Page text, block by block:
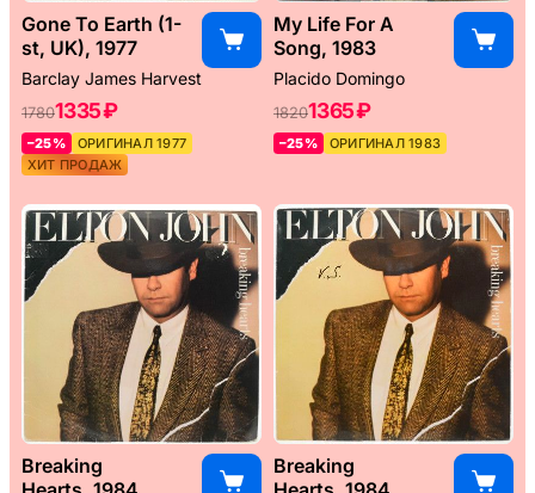
Gone To Earth (1-
st, UK), 1977
Barclay James Harvest
17801335 ₽
–25%
ОРИГИНАЛ 1977
ХИТ ПРОДАЖ
My Life For A
Song, 1983
Placido Domingo
18201365 ₽
–25% ОРИГИНАЛ 1983
Breaking
Breaking